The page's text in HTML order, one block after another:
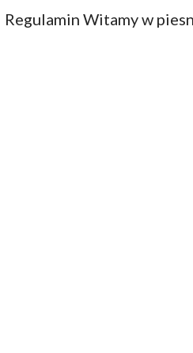
Regulamin Witamy w